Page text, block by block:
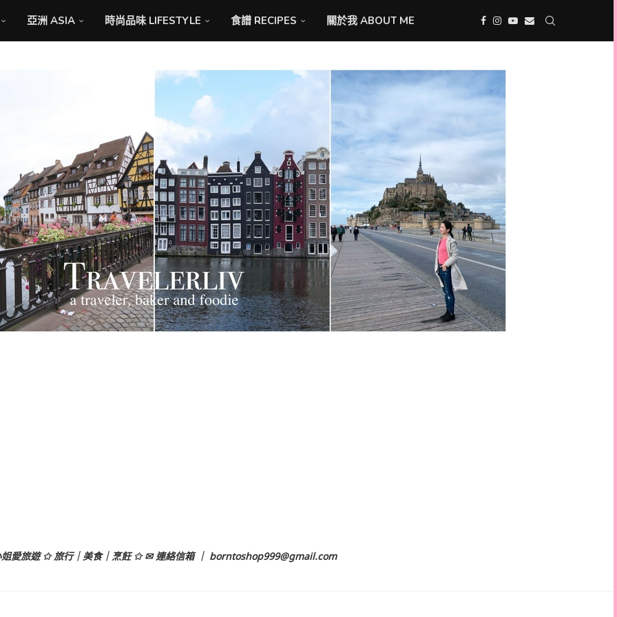
亞洲 ASIA 時尚品味 LIFESTYLE 食譜 RECIPES 關於我 ABOUT ME
愛旅遊 ✩ 旅行｜美食｜烹飪 ✩ ✉ 連絡信箱 ｜ borntoshop999@gmail.com